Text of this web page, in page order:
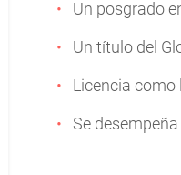
Un posgrado
Un título del
Licencia como
Se